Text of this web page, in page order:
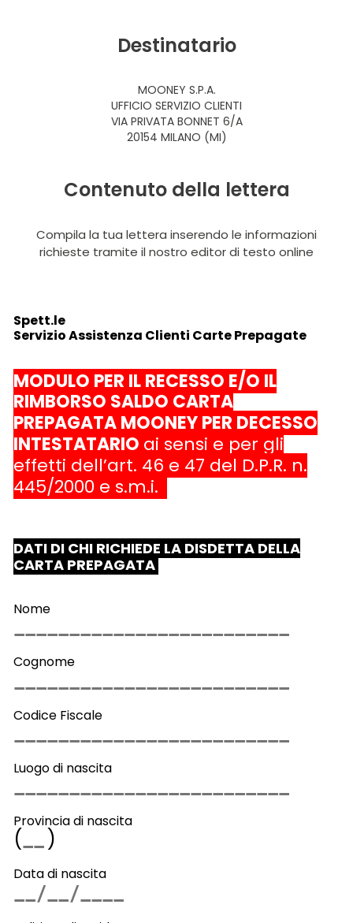
Destinatario
MOONEY S.P.A.
UFFICIO SERVIZIO CLIENTI
VIA PRIVATA BONNET 6/A
20154 MILANO (MI)
Contenuto della lettera
Compila la tua lettera inserendo le informazioni
richieste tramite il nostro editor di testo online
Spett.le
Servizio Assistenza Clienti Carte Prepagate
MODULO PER IL RECESSO E/O IL
RIMBORSO SALDO CARTA
PREPAGATA MOONEYPER DECESSO
INTESTATARIO ai sensi e per gli
effetti dell’art. 46 e 47 del D.P.R. n.
445/2000 e s.m.i.
DATI DI CHI RICHIEDE LA DISDETTA DELLA
CARTA PREPAGATA
Nome
Cognome
Codice Fiscale
Luogo di nascita
Provincia di nascita
( )
Data di nascita